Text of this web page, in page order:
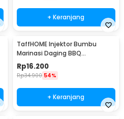
+ Keranjang
TaffHOME Injektor Bumbu
Marinasi Daging BBQ
Seasoning Injector - HC117
Rp16.200
Rp34.900 54%
+ Keranjang